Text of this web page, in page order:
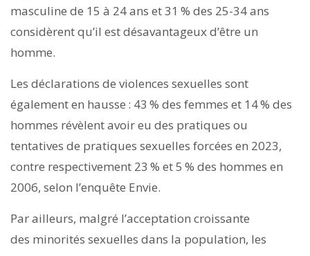
masculine de 15 à 24 ans et 31 % des 25-34 ans
considèrent qu’il est désavantageux d’être un
homme.
Les déclarations de violences sexuelles sont
également en hausse : 43 % des femmes et 14 % des
hommes révèlent avoir eu des pratiques ou
tentatives de pratiques sexuelles forcées en 2023,
contre respectivement 23 % et 5 % des hommes en
2006, selon l’enquête Envie.
Par ailleurs, malgré l’acceptation croissante
des minorités sexuelles dans la population, les